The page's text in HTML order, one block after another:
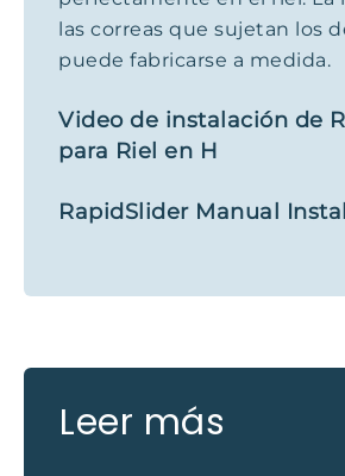
las correas que sujetan los
puede fabricarse a medida.
Video de instalación de
para Riel en H
RapidSlider Manual
Leer más